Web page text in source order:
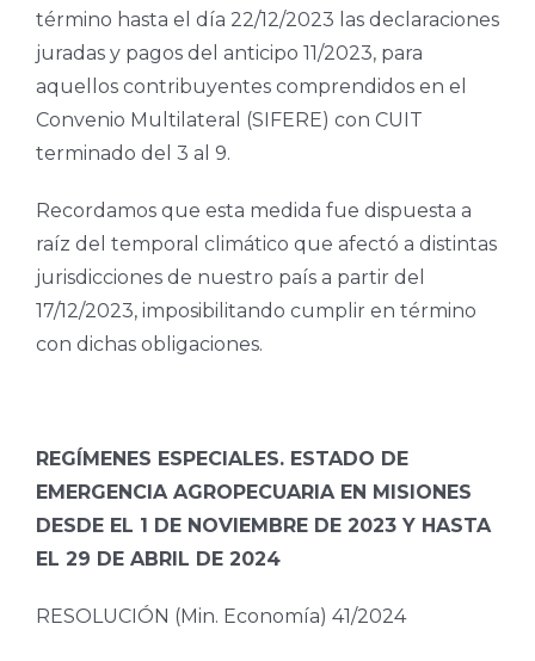
término hasta el día 22/12/2023 las declaraciones
juradas y pagos del anticipo 11/2023, para
aquellos contribuyentes comprendidos en el
Convenio Multilateral (SIFERE) con CUIT
terminado del 3 al 9.
Recordamos que esta medida fue dispuesta a
raíz del temporal climático que afectó a distintas
jurisdicciones de nuestro país a partir del
17/12/2023, imposibilitando cumplir en término
con dichas obligaciones.
REGÍMENES ESPECIALES. ESTADO DE
EMERGENCIA AGROPECUARIA EN MISIONES
DESDE EL 1 DE NOVIEMBRE DE 2023 Y HASTA
EL 29 DE ABRIL DE 2024
RESOLUCIÓN (Min. Economía) 41/2024